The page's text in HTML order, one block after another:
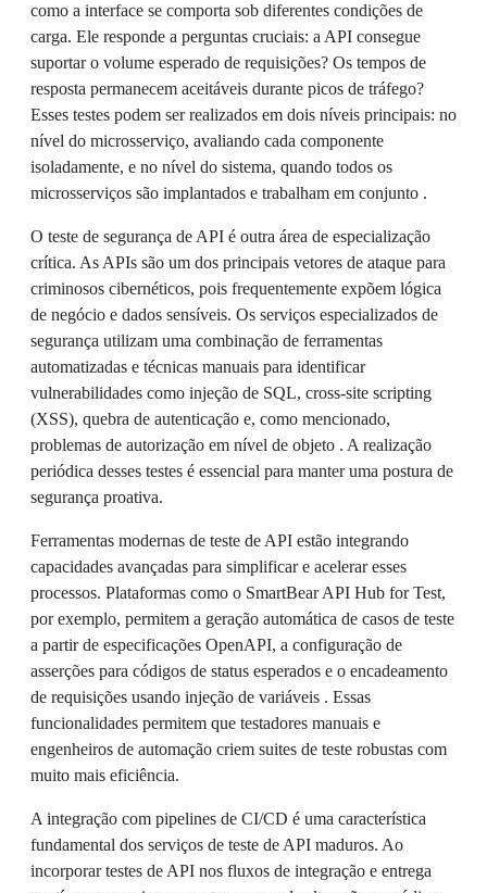
como a interface se comporta sob diferentes condições de
carga. Ele responde a perguntas cruciais: a API consegue
suportar o volume esperado de requisições? Os tempos de
resposta permanecem aceitáveis durante picos de tráfego?
Esses testes podem ser realizados em dois níveis principais: no
nível do microsserviço, avaliando cada componente
isoladamente, e no nível do sistema, quando todos os
microsserviços são implantados e trabalham em conjunto .
O teste de segurança de API é outra área de especialização
crítica. As APIs são um dos principais vetores de ataque para
criminosos cibernéticos, pois frequentemente expõem lógica
de negócio e dados sensíveis. Os serviços especializados de
segurança utilizam uma combinação de ferramentas
automatizadas e técnicas manuais para identificar
vulnerabilidades como injeção de SQL, cross-site scripting
(XSS), quebra de autenticação e, como mencionado,
problemas de autorização em nível de objeto . A realização
periódica desses testes é essencial para manter uma postura de
segurança proativa.
Ferramentas modernas de teste de API estão integrando
capacidades avançadas para simplificar e acelerar esses
processos. Plataformas como o SmartBear API Hub for Test,
por exemplo, permitem a geração automática de casos de teste
a partir de especificações OpenAPI, a configuração de
asserções para códigos de status esperados e o encadeamento
de requisições usando injeção de variáveis . Essas
funcionalidades permitem que testadores manuais e
engenheiros de automação criem suites de teste robustas com
muito mais eficiência.
A integração com pipelines de CI/CD é uma característica
fundamental dos serviços de teste de API maduros. Ao
incorporar testes de API nos fluxos de integração e entrega